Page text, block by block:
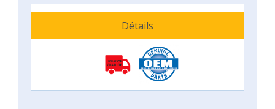
Détails